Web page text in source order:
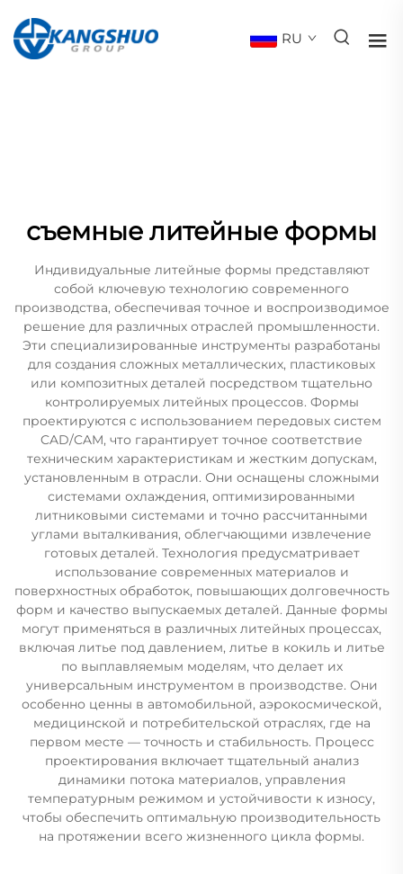
RU
съемные литейные формы
Индивидуальные литейные формы представляют
собой ключевую технологию современного
производства, обеспечивая точное и воспроизводимое
решение для различных отраслей промышленности.
Эти специализированные инструменты разработаны
для создания сложных металлических, пластиковых
или композитных деталей посредством тщательно
контролируемых литейных процессов. Формы
проектируются с использованием передовых систем
CAD/CAM, что гарантирует точное соответствие
техническим характеристикам и жестким допускам,
установленным в отрасли. Они оснащены сложными
системами охлаждения, оптимизированными
литниковыми системами и точно рассчитанными
углами выталкивания, облегчающими извлечение
готовых деталей. Технология предусматривает
использование современных материалов и
поверхностных обработок, повышающих долговечность
форм и качество выпускаемых деталей. Данные формы
могут применяться в различных литейных процессах,
включая литье под давлением, литье в кокиль и литье
по выплавляемым моделям, что делает их
универсальным инструментом в производстве. Они
особенно ценны в автомобильной, аэрокосмической,
медицинской и потребительской отраслях, где на
первом месте — точность и стабильность. Процесс
проектирования включает тщательный анализ
динамики потока материалов, управления
температурным режимом и устойчивости к износу,
чтобы обеспечить оптимальную производительность
на протяжении всего жизненного цикла формы.